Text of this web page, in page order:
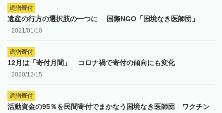
遺贈寄付
遺産の行方の選択肢の一つに‌ ‌ 国際NGO「国境なき医師団」
2021/01/10
遺贈寄付
12月は「寄付月間」 コロナ禍で寄付の傾向にも変化
2020/12/15
遺贈寄付
活動資金の95％を民間寄付でまかなう国境なき医師団 ワクチン